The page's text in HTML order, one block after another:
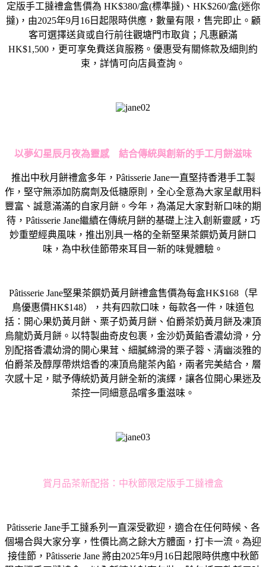
定版手工撻禮盒售價為 HK$380/盒(標準撻)、HK$260/盒(迷你
撻)，由2025年9月16日起限時供應，數量有限，售完即止。顧
客可選擇送貨或自行前往觀塘門市取貨；凡惠顧滿
HK$1,500，更可享免費送貨服務。優惠受有關條款及細則約
束，詳情可向店員查詢。
以夢幻星辰月夜為靈感 結合傳統與創新的手工月餅滋味
推出中秋月餅禮盒多年，Pâtisserie Jane一直堅持香港手工製
作，堅守無添加防腐劑及低糖原則，全心全意為大家呈獻用料
豐富、誠意滿滿的自家月餅。今年，為滿足大家對新口味的期
待，Pâtisserie Jane繼續在傳統月餅的基礎上注入創新靈感，巧
妙重塑經典風味，推出別具一格的全新堅果茶饌奶黃月餅口
味，為中秋佳節帶來耳目一新的味覺體驗。
Pâtisserie Jane堅果茶饌奶黃月餅禮盒售價為每盒HK$168（早
鳥優惠價HK$148），共有四款口味，每款各一件， 味道包
括：開心果奶黃月餅、栗子奶黃月餅、 伯爵茶奶黃月餅及凍頂
烏龍奶黃月餅。以特製曲奇皮包裹， 金沙奶黃餡香濃幼滑，分
別配搭香濃幼滑的開心果茸、 細膩綿滑的栗子蓉、清幽淡雅的
伯爵茶及醇厚帶烘焙香的凍頂烏龍茶內餡，兩者完美結合，層
次感十足，賦予傳統奶黃月餅全新的演繹， 讓各位開心果迷及
茶控一同細意品嚐多重滋味。
賞月品茶新配搭：中秋節限定版手工撻禮盒
Pâtisserie Jane手工撻系列一直深受歡迎，適合在任何時候、各
個場合與大家分享，性價比高之餘大方體面，打卡一流。為迎
接佳節，Pâtisserie Jane 將由2025年9月16日起限時供應中秋節